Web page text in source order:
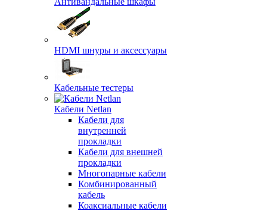
HDMI шнуры и аксессуары
Кабельные тестеры
Кабели Netlan
Кабели для
внутренней
прокладки
Кабели для внешней
прокладки
Многопарные кабели
Комбинированный
кабель
Коаксиальные кабели